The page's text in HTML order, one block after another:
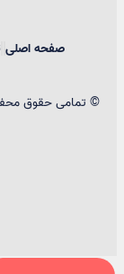
صفحه اصلی
© تمامی حقوق